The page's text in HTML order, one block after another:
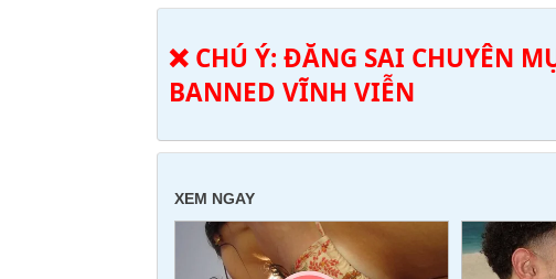
❌ CHÚ Ý: ĐĂNG SAI CHUYÊN
BANNED VĨNH VIỄN